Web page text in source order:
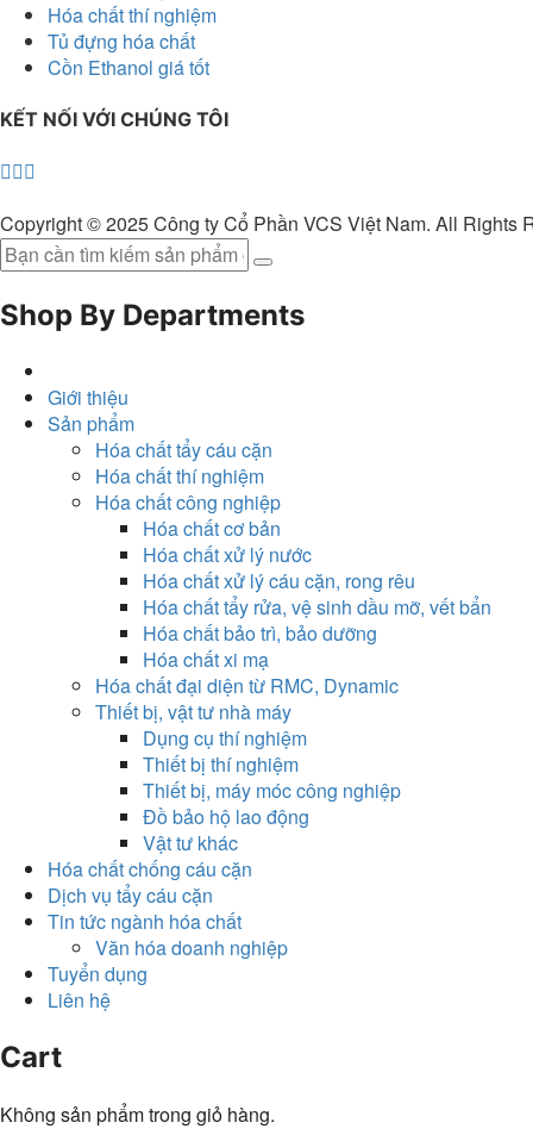
Hóa chất thí nghiệm
Tủ đựng hóa chất
Cồn Ethanol giá tốt
KẾT NỐI VỚI CHÚNG TÔI
Copyright © 2025 Công ty Cổ Phần VCS Việt Nam. All Rights
Shop By Departments
Giới thiệu
Sản phẩm
Hóa chất tẩy cáu cặn
Hóa chất thí nghiệm
Hóa chất công nghiệp
Hóa chất cơ bản
Hóa chất xử lý nước
Hóa chất xử lý cáu cặn, rong rêu
Hóa chất tẩy rửa, vệ sinh dầu mỡ, vết bẩn
Hóa chất bảo trì, bảo dưỡng
Hóa chất xi mạ
Hóa chất đại diện từ RMC, Dynamic
Thiết bị, vật tư nhà máy
Dụng cụ thí nghiệm
Thiết bị thí nghiệm
Thiết bị, máy móc công nghiệp
Đồ bảo hộ lao động
Vật tư khác
Hóa chất chống cáu cặn
Dịch vụ tẩy cáu cặn
Tin tức ngành hóa chất
Văn hóa doanh nghiệp
Tuyển dụng
Liên hệ
Cart
Không sản phẩm trong giỏ hàng.